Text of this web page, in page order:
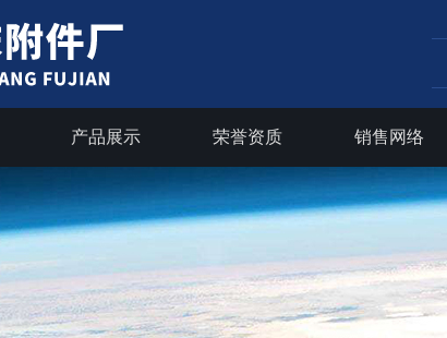
产品展示 荣誉资质 销售网络